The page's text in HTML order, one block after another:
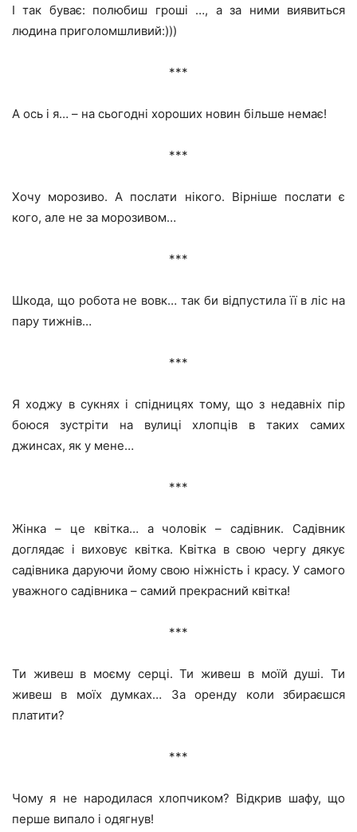
І так буває: полюбиш гроші …, а за ними виявиться
людина приголомшливий:)))
***
А ось і я… – на сьогодні хороших новин більше немає!
***
Хочу морозиво. А послати нікого. Вірніше послати є
кого, але не за морозивом…
***
Шкода, що робота не вовк… так би відпустила її в ліс на
пару тижнів…
***
Я ходжу в сукнях і спідницях тому, що з недавніх пір
боюся зустріти на вулиці хлопців в таких самих
джинсах, як у мене…
***
Жінка – це квітка… а чоловік – садівник. Садівник
доглядає і виховує квітка. Квітка в свою чергу дякує
садівника даруючи йому свою ніжність і красу. У самого
уважного садівника – самий прекрасний квітка!
***
Ти живеш в моєму серці. Ти живеш в моїй душі. Ти
живеш в моїх думках… За оренду коли збираєшся
платити?
***
Чому я не народилася хлопчиком? Відкрив шафу, що
перше випало і одягнув!